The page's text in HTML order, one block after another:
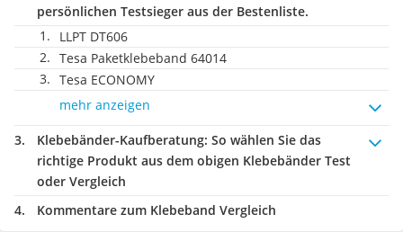
persönlichen Testsieger aus der Bestenliste.
LLPT DT606
Tesa Paketklebeband 64014
Tesa ECONOMY
mehr anzeigen
Klebebänder-Kaufberatung: So wählen Sie das
richtige Produkt aus dem obigen Klebebänder Test
oder Vergleich
Kommentare zum Klebeband Vergleich